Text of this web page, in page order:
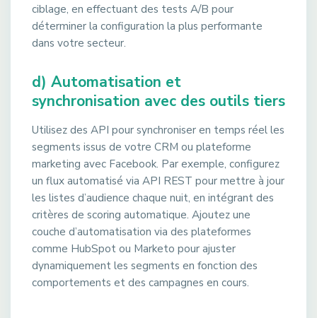
ciblage, en effectuant des tests A/B pour
déterminer la configuration la plus performante
dans votre secteur.
d) Automatisation et
synchronisation avec des outils tiers
Utilisez des API pour synchroniser en temps réel les
segments issus de votre CRM ou plateforme
marketing avec Facebook. Par exemple, configurez
un flux automatisé via API REST pour mettre à jour
les listes d’audience chaque nuit, en intégrant des
critères de scoring automatique. Ajoutez une
couche d’automatisation via des plateformes
comme HubSpot ou Marketo pour ajuster
dynamiquement les segments en fonction des
comportements et des campagnes en cours.